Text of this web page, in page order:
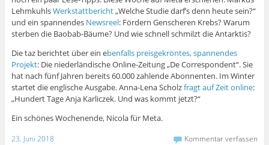
LehmkuhlsWerkstattbericht„Welche Studie darf’s denn heute sein?“
und ein spannendes Newsreel: Fördern Genscheren Krebs? Warum
sterben die Baobab-Bäume? Und wie schnell schmilzt die Antarktis?
Die taz berichtet über ein ebenfalls preisgekröntes, spannendes
Projekt: Die niederländische Online-Zeitung „De Correspondent“. Sie
hat nach fünf Jahren bereits 60.000 zahlende Abonnenten. Im Winter
startet die englische Ausgabe. Anna-Lena Scholzfragt auf Zeit online:
„Hundert Tage Anja Karliczek. Und was kommt jetzt?“
Ein schönes Wochenende, Nicola für Meta.
23. Juni 2018 Kommentar verfassen